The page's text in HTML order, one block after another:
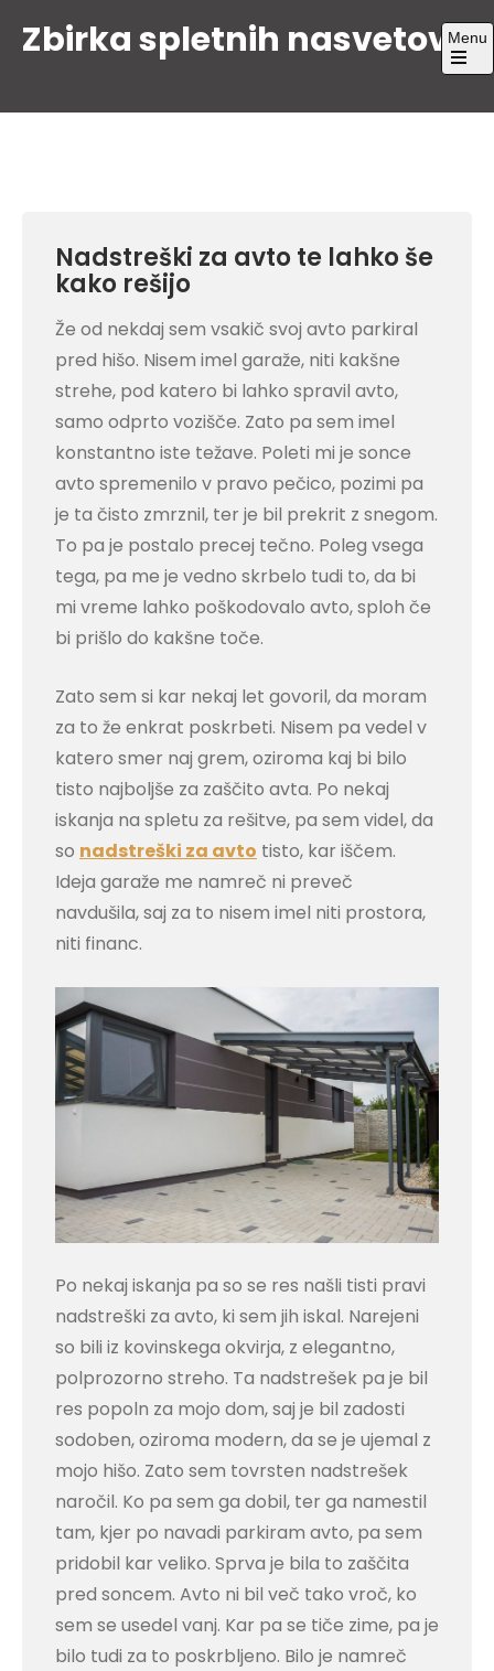
Zbirka spletnih nasvetovMenu
Open
main
Nadstreški za avto te lahko še
kako rešijo
Že od nekdaj sem vsakič svoj avto parkiral
pred hišo. Nisem imel garaže, niti kakšne
strehe, pod katero bi lahko spravil avto,
samo odprto vozišče. Zato pa sem imel
konstantno iste težave. Poleti mi je sonce
avto spremenilo v pravo pečico, pozimi pa
je ta čisto zmrznil, ter je bil prekrit z snegom.
To pa je postalo precej tečno. Poleg vsega
tega, pa me je vedno skrbelo tudi to, da bi
mi vreme lahko poškodovalo avto, sploh če
bi prišlo do kakšne toče.
Zato sem si kar nekaj let govoril, da moram
za to že enkrat poskrbeti. Nisem pa vedel v
katero smer naj grem, oziroma kaj bi bilo
tisto najboljše za zaščito avta. Po nekaj
iskanja na spletu za rešitve, pa sem videl, da
so nadstreški za avto tisto, kar iščem.
Ideja garaže me namreč ni preveč
navdušila, saj za to nisem imel niti prostora,
niti financ.
Po nekaj iskanja pa so se res našli tisti pravi
nadstreški za avto, ki sem jih iskal. Narejeni
so bili iz kovinskega okvirja, z elegantno,
polprozorno streho. Ta nadstrešek pa je bil
res popoln za mojo dom, saj je bil zadosti
sodoben, oziroma modern, da se je ujemal z
mojo hišo. Zato sem tovrsten nadstrešek
naročil. Ko pa sem ga dobil, ter ga namestil
tam, kjer po navadi parkiram avto, pa sem
pridobil kar veliko. Sprva je bila to zaščita
pred soncem. Avto ni bil več tako vroč, ko
sem se usedel vanj. Kar pa se tiče zime, pa je
bilo tudi za to poskrbljeno. Bilo je namreč